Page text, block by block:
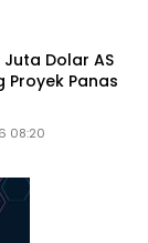
Juta Dolar AS
Proyek Panas
08:20